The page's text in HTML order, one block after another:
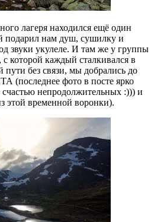
лагеря находился ещё один
подарил нам душ, сушилку и
звуки укулеле. И там же у группы
с которой каждый сталкивался в
пути без связи, мы добрались до
(последнее фото в посте ярко
счастью непродолжительных :))) и
этой временной воронки).